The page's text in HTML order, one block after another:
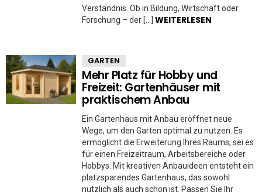
Verständnis. Ob in Bildung, Wirtschaft oder
Forschung – der […] WEITERLESEN
GARTEN
Mehr Platz für Hobby und
Freizeit: Gartenhäuser mit
praktischem Anbau
Ein Gartenhaus mit Anbau eröffnet neue
Wege, um den Garten optimal zu nutzen. Es
ermöglicht die Erweiterung Ihres Raums, sei es
für einen Freizeitraum, Arbeitsbereiche oder
Hobbys. Mit kreativen Anbauideen entsteht ein
platzsparendes Gartenhaus, das sowohl
nützlich als auch schön ist. Passen Sie Ihr